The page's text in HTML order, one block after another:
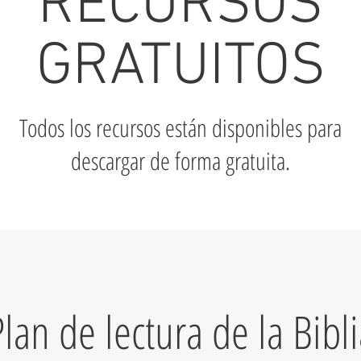
GRATUITOS
Todos los recursos están disponibles para
descargar de forma gratuita.
de lectura de la